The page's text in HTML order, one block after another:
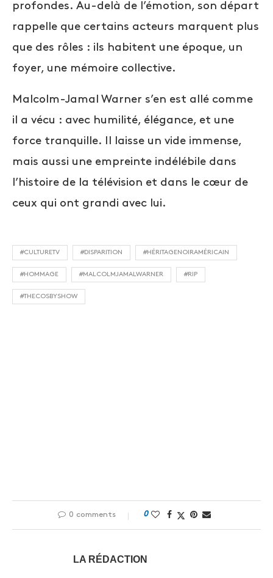
profondes. Au-delà de l’émotion, son départ
rappelle que certains acteurs marquent plus
que des rôles : ils habitent une époque, un
foyer, une mémoire collective.
Malcolm-Jamal Warner s’en est allé comme
il a vécu : avec humilité, élégance, et une
force tranquille. Il laisse un vide immense,
mais aussi une empreinte indélébile dans
l’histoire de la télévision et dans le cœur de
ceux qui ont grandi avec lui.
#CULTURETV #DISPARITION #HÉRITAGENOIRAMÉRICAIN
#HOMMAGE #MALCOLMJAMALWARNER #RIP
#THECOSBYSHOW
0 comments 0
LA RÉDACTION